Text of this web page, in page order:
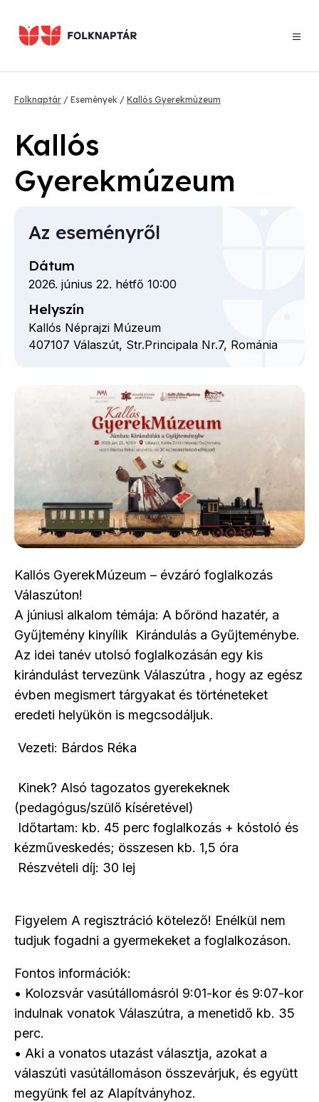
tartalomra
Morzsa
Folknaptár Események Kallós Gyerekmúzeum
Kallós
Gyerekmúzeum
Kallós GyerekMúzeum – évzáró foglalkozás
Válaszúton!
A júniusi alkalom témája: A bőrönd hazatér, a
Gyűjtemény kinyílik Kirándulás a Gyűjteménybe.
Az idei tanév utolsó foglalkozásán egy kis
kirándulást tervezünk Válaszútra , hogy az egész
évben megismert tárgyakat és történeteket
eredeti helyükön is megcsodáljuk.
Vezeti: Bárdos Réka
Kinek? Alsó tagozatos gyerekeknek
(pedagógus/szülő kíséretével)
Időtartam: kb. 45 perc foglalkozás + kóstoló és
kézműveskedés; összesen kb. 1,5 óra
Részvételi díj: 30 lej
Figyelem A regisztráció kötelező! Enélkül nem
tudjuk fogadni a gyermekeket a foglalkozáson.
Fontos információk:
• Kolozsvár vasútállomásról 9:01-kor és 9:07-kor
indulnak vonatok Válaszútra, a menetidő kb. 35
perc.
• Aki a vonatos utazást választja, azokat a
válaszúti vasútállomáson összevárjuk, és együtt
megyünk fel az Alapítványhoz.
Az eseményről
Dátum
2026. június 22. hétfő 10:00
Helyszín
Kallós Néprajzi Múzeum
407107 Válaszút, Str.Principala Nr.7, Románia